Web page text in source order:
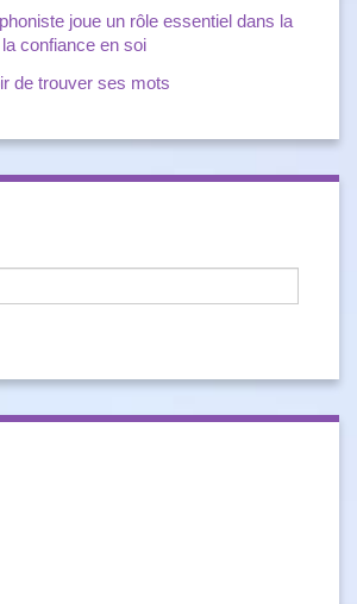
joue un rôle essentiel dans la
confiance en soi
de trouver ses mots